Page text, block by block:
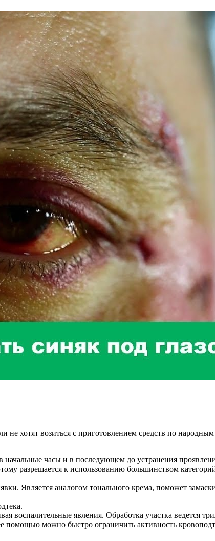
хотят возиться с приготовлением средств по
часы и в последующем до устранения
разрешается к использованию большинством
Является аналогом тонального крема, поможет
воспалительные явления. Обработка участка ведется
помощью можно быстро ограничить активность